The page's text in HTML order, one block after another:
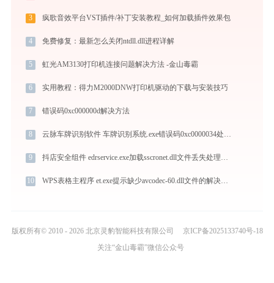
3 疯歌音效平台VST插件/补丁安装教程_如何加载插件效果包
4 免费修复：最新怎么关闭ntdll.dll进程详解
5 虹光AM3130打印机连接问题解决方法 -金山毒霸
6 实用教程：得力M2000DNW打印机驱动的下载与安装技巧
7 错误码0xc000000d解决方法
8 云脉车牌识别软件 车牌识别系统.exe错误码0xc0000034处理办法
9 抖店安全组件 edrservice.exe加载sscronet.dll文件丢失处理办法
10 WPS表格主程序 et.exe提示缺少avcodec-60.dll文件的解决办法
版权所有© 2010 - 2026 北京灵豹智能科技有限公司
京ICP备2025133740号-18
关注“金山毒霸”微信公众号